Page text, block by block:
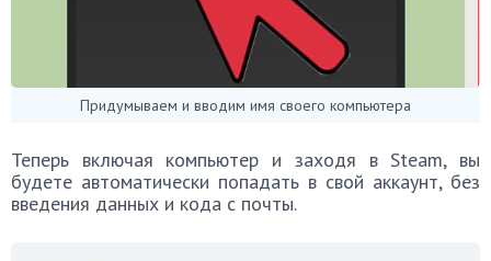
Придумываем и вводим имя своего компьютера
Теперь включая компьютер и заходя в Steam, вы
будете автоматически попадать в свой аккаунт, без
введения данных и кода с почты.